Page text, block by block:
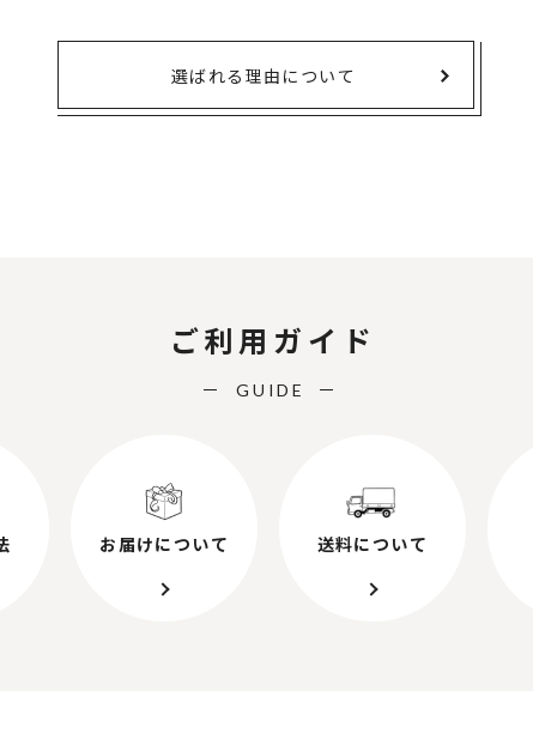
選ばれる理由について
ご利用ガイド
GUIDE
お届けについて 送料について